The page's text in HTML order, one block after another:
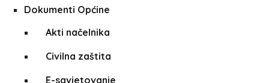
Dokumenti Općine
Akti načelnika
Civilna zaštita
E-savjetovanje